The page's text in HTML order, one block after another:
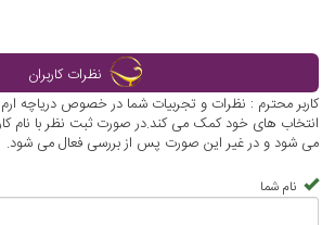
نظرات کاربران
کاربر محترم : نظرات و تجربیات شما در خصوص دریاچه ارم
انتخاب های خود کمک می کند.در صورت ثبت نظر با نام
می شود و در غیر این صورت پس از بررسی فعال می شود.
نام شما